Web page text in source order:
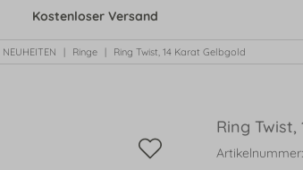
Kostenloser Versand
NEUHEITEN Ringe Ring Twist, 14 Karat Gelbgold
Ring